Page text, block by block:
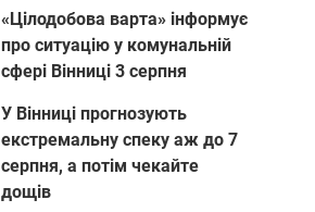
«Цілодобова варта» інформує
про ситуацію у комунальній
сфері Вінниці 3 серпня
У Вінниці прогнозують
екстремальну спеку аж до 7
серпня, а потім чекайте
дощів